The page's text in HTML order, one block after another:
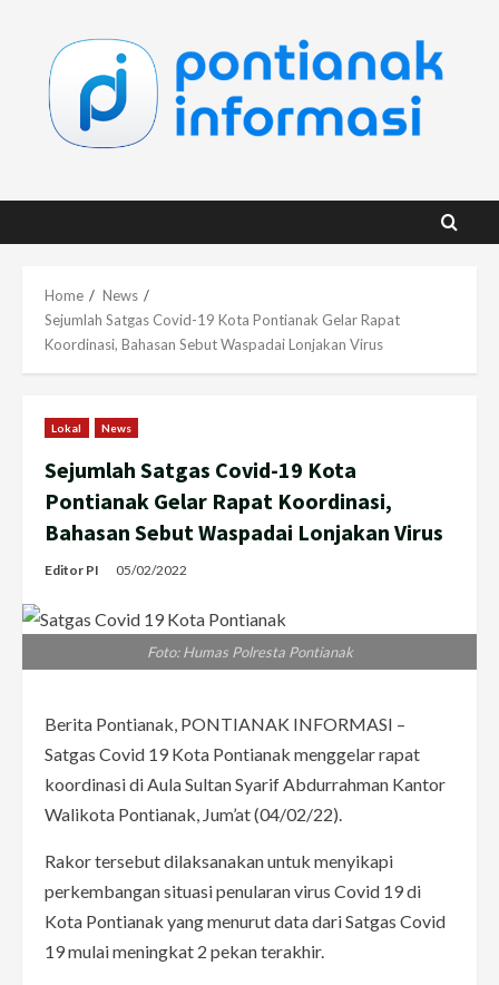
content
Home
News
Sejumlah Satgas Covid-19 Kota Pontianak Gelar Rapat
Koordinasi, Bahasan Sebut Waspadai Lonjakan Virus
Lokal News
Sejumlah Satgas Covid-19 Kota
Pontianak Gelar Rapat Koordinasi,
Bahasan Sebut Waspadai Lonjakan Virus
Editor PI 05/02/2022
Foto: Humas Polresta Pontianak
Berita Pontianak, PONTIANAK INFORMASI –
Satgas Covid 19 Kota Pontianak menggelar rapat
koordinasi di Aula Sultan Syarif Abdurrahman Kantor
Walikota Pontianak, Jum’at (04/02/22).
Rakor tersebut dilaksanakan untuk menyikapi
perkembangan situasi penularan virus Covid 19 di
Kota Pontianak yang menurut data dari Satgas Covid
19 mulai meningkat 2 pekan terakhir.